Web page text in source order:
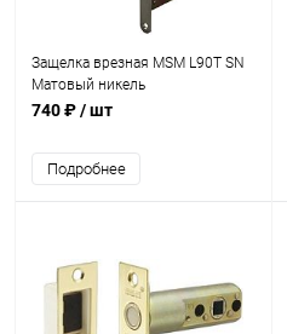
Защелка врезная MSM L90T SN
Матовый никель
740 ₽/ шт
Подробнее